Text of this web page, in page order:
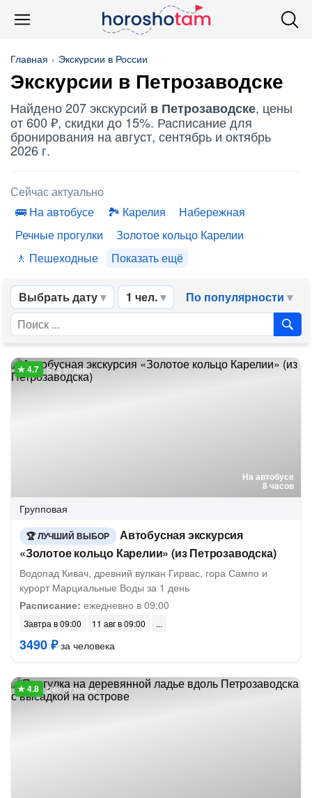
Главная Экскурсии в России
Экскурсии в Петрозаводске
Найдено 207 экскурсий в Петрозаводске, цены
от 600 ₽, скидки до 15%. Расписание для
бронирования на август, сентябрь и октябрь
2026 г.
Сейчас актуально
На автобусе
Карелия
Набережная
Речные прогулки
Золотое кольцо Карелии
Пешеходные
Показать ещё
Выбрать дату 1 чел. По популярности
На автобусе
8 часов
573 отзыва
Групповая
ЛУЧШИЙ ВЫБОР
Автобусная экскурсия
«Золотое кольцо Карелии» (из Петрозаводска)
Водопад Кивач, древний вулкан Гирвас, гора Сампо и
курорт Марциальные Воды за 1 день
Расписание: ежедневно в 09:00
Завтра в 09:00 11 авг в 09:00
3490 ₽за человека
240 отзывов